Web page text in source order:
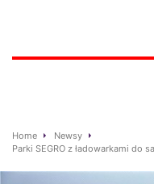
Home
Newsy
Parki SEGRO z ładowarkami do